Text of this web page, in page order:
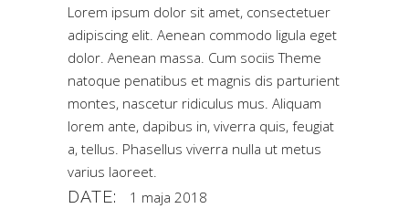
Lorem ipsum dolor sit amet, consectetuer
adipiscing elit. Aenean commodo ligula eget
dolor. Aenean massa. Cum sociis Theme
natoque penatibus et magnis dis parturient
montes, nascetur ridiculus mus. Aliquam
lorem ante, dapibus in, viverra quis, feugiat
a, tellus. Phasellus viverra nulla ut metus
varius laoreet.
DATE: 1 maja 2018